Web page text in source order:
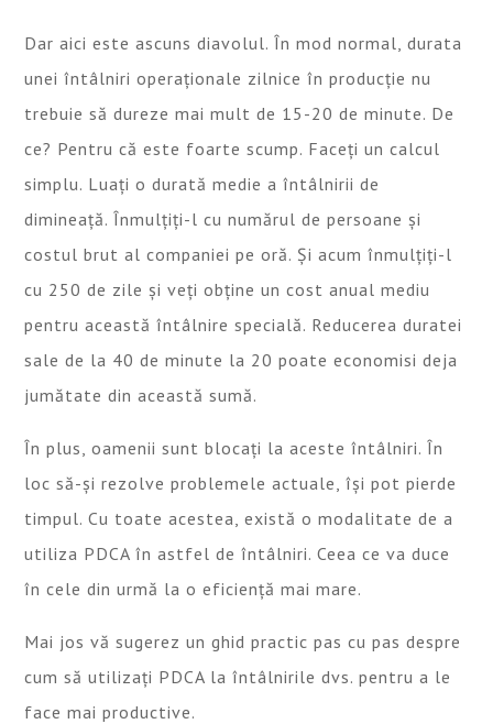
Dar aici este ascuns diavolul. În mod normal, durata
unei întâlniri operaționale zilnice în producție nu
trebuie să dureze mai mult de 15-20 de minute. De
ce? Pentru că este foarte scump. Faceți un calcul
simplu. Luați o durată medie a întâlnirii de
dimineață. Înmulțiți-l cu numărul de persoane și
costul brut al companiei pe oră. Și acum înmulțiți-l
cu 250 de zile și veți obține un cost anual mediu
pentru această întâlnire specială. Reducerea duratei
sale de la 40 de minute la 20 poate economisi deja
jumătate din această sumă.
În plus, oamenii sunt blocați la aceste întâlniri. În
loc să-și rezolve problemele actuale, își pot pierde
timpul. Cu toate acestea, există o modalitate de a
utiliza PDCA în astfel de întâlniri. Ceea ce va duce
în cele din urmă la o eficiență mai mare.
Mai jos vă sugerez un ghid practic pas cu pas despre
cum să utilizați PDCA la întâlnirile dvs. pentru a le
face mai productive.